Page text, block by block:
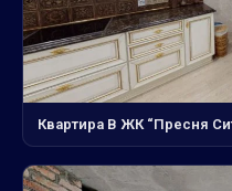
Квартира В ЖК “Пресня